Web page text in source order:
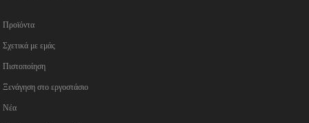
Προϊόντα
Σχετικά με εμάς
Πιστοποίηση
Ξενάγηση στο εργοστάσιο
Νέα